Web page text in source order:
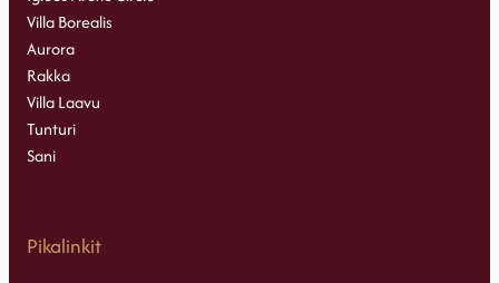
Villa Borealis
Aurora
Rakka
Villa Laavu
Tunturi
Sani
Pikalinkit